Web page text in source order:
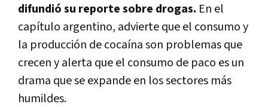
difundió su reporte sobre drogas. En el
capítulo argentino, advierte que el consumo y
la producción de cocaína son problemas que
crecen y alerta que el consumo de paco es un
drama que se expande en los sectores más
humildes.